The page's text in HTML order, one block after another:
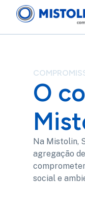
O
Na Mistolin,
agregação
social e